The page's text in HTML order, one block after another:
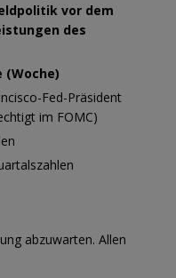
vor dem
des
(Woche)
Fed-Präsident
im FOMC)
abzuwarten. Allen